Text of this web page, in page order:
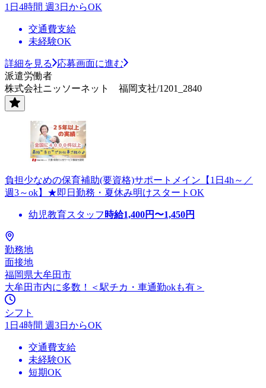
1日4時間 週3日からOK
交通費支給
未経験OK
詳細を見る
応募画面に進む
派遣労働者
株式会社ニッソーネット 福岡支社/1201_2840
負担少なめの保育補助(要資格)サポートメイン【1日4h～／
週3～ok】★即日勤務・夏休み明けスタートOK
幼児教育スタッフ 時給1,400円〜1,450円
勤務地
面接地
福岡県大牟田市
大牟田市内に多数！＜駅チカ・車通勤okも有＞
シフト
1日4時間 週3日からOK
交通費支給
未経験OK
短期OK